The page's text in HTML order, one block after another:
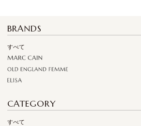
BRANDS
すべて
CATEGORY
すべて